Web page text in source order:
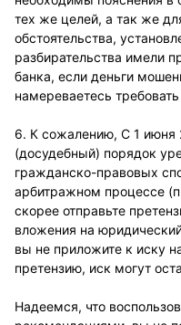
тех же целей, а так же
обстоятельства,
разбирательства имели
банка, если деньги
намереваетесь
6. К сожалению, С 1 июня
(досудебный) порядок
гражданско-правовых
арбитражном процессе
скорее отправьте
вложения на
вы не приложите к иску
претензию, иск могут
Надеемся, что